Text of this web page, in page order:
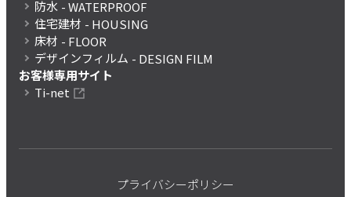
防水 - WATERPROOF
住宅建材 - HOUSING
床材 - FLOOR
デザインフィルム - DESIGN FILM
お客様専用サイト
Ti-net
プライバシーポリシー